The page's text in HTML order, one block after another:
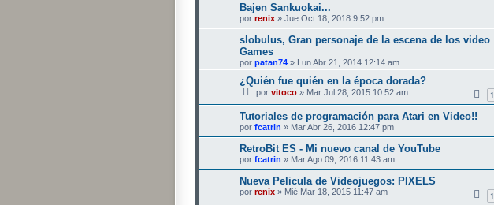
Bajen Sankuokai...
por renix » Jue Oct 18, 2018 9:52 pm
slobulus, Gran personaje de la escena de los video
Games
por patan74 » Lun Abr 21, 2014 12:14 am
¿Quién fue quién en la época dorada?
por vitoco » Mar Jul 28, 2015 10:52 am 1
Tutoriales de programación para Atari en Video!!
por fcatrin » Mar Abr 26, 2016 12:47 pm
RetroBit ES - Mi nuevo canal de YouTube
por fcatrin » Mar Ago 09, 2016 11:43 am
Nueva Pelicula de Videojuegos: PIXELS
por renix » Mié Mar 18, 2015 11:47 am 1